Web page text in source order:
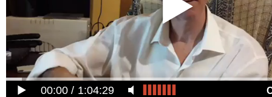
00:00 1:04:29